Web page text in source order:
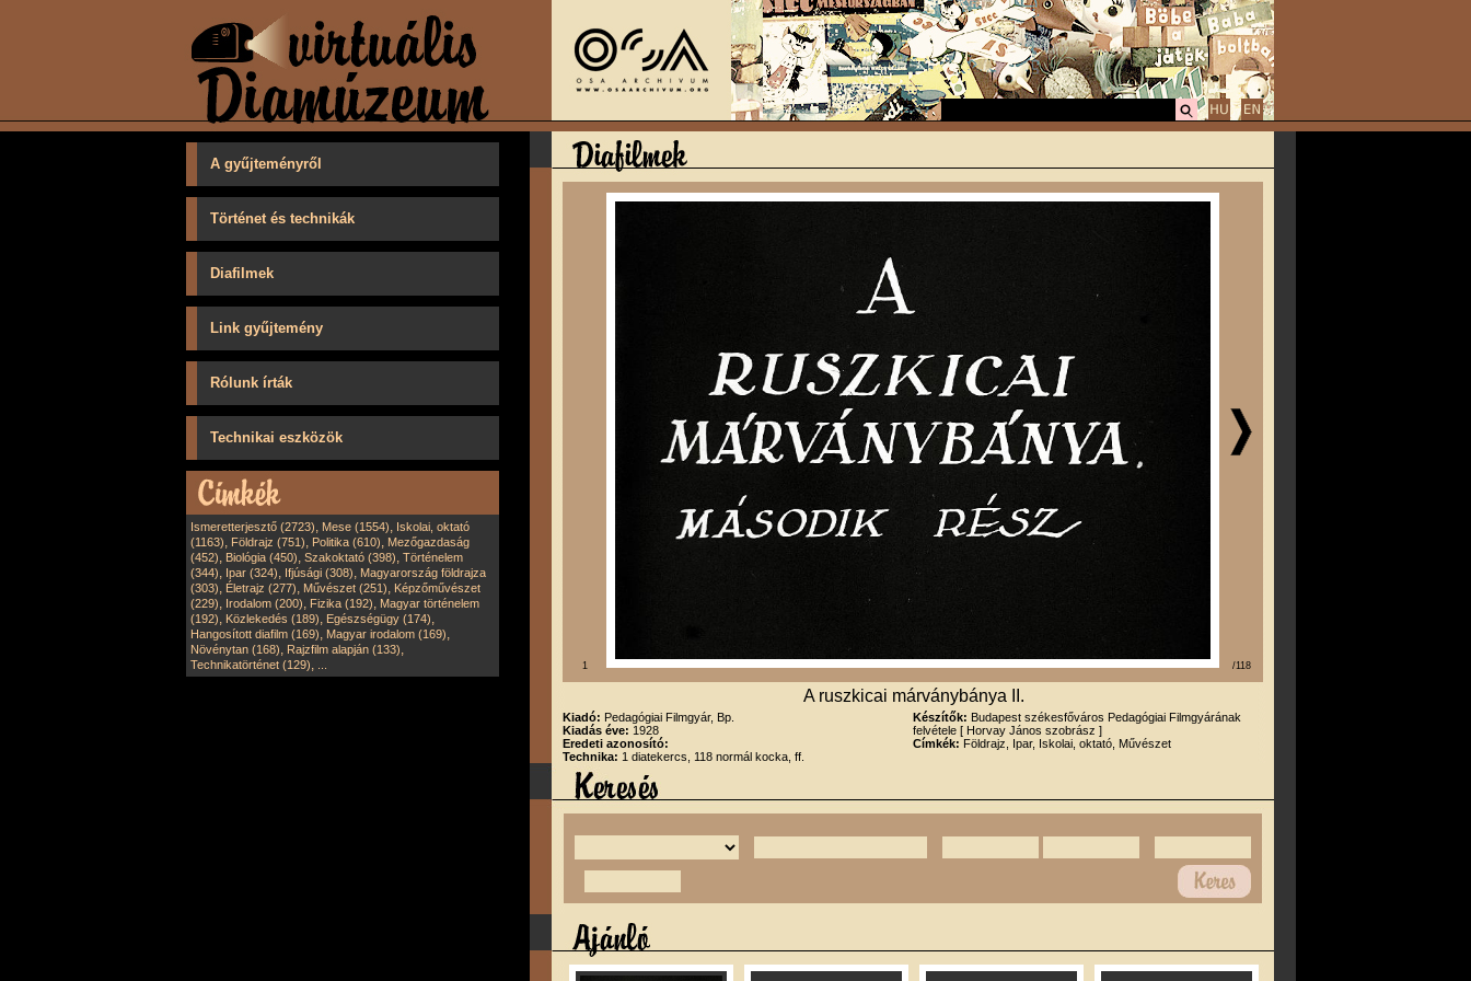
A gyűjteményről
Történet és technikák
Diafilmek
Link gyűjtemény
Rólunk írták
Technikai eszközök
Ismeretterjesztő (2723), Mese (1554), Iskolai, oktató
(1163), Földrajz (751), Politika (610), Mezőgazdaság
(452), Biológia (450), Szakoktató (398), Történelem
(344), Ipar (324), Ifjúsági (308), Magyarország földrajza
(303), Életrajz (277), Művészet (251), Képzőművészet
(229), Irodalom (200), Fizika (192), Magyar történelem
(192), Közlekedés (189), Egészségügy (174),
Hangosított diafilm (169), Magyar irodalom (169),
Növénytan (168), Rajzfilm alapján (133),
Technikatörténet (129), 1 /118
A ruszkicai márványbánya II.
Kiadó: Pedagógiai Filmgyár, Bp.
Kiadás éve: 1928
Eredeti azonosító:
Technika: 1 diatekercs, 118 normál kocka, ff.
Készítők: Budapest székesfőváros Pedagógiai Filmgyárának
felvétele [ Horvay János szobrász ]
Címkék: Földrajz, Ipar, Iskolai, oktató, Művészet